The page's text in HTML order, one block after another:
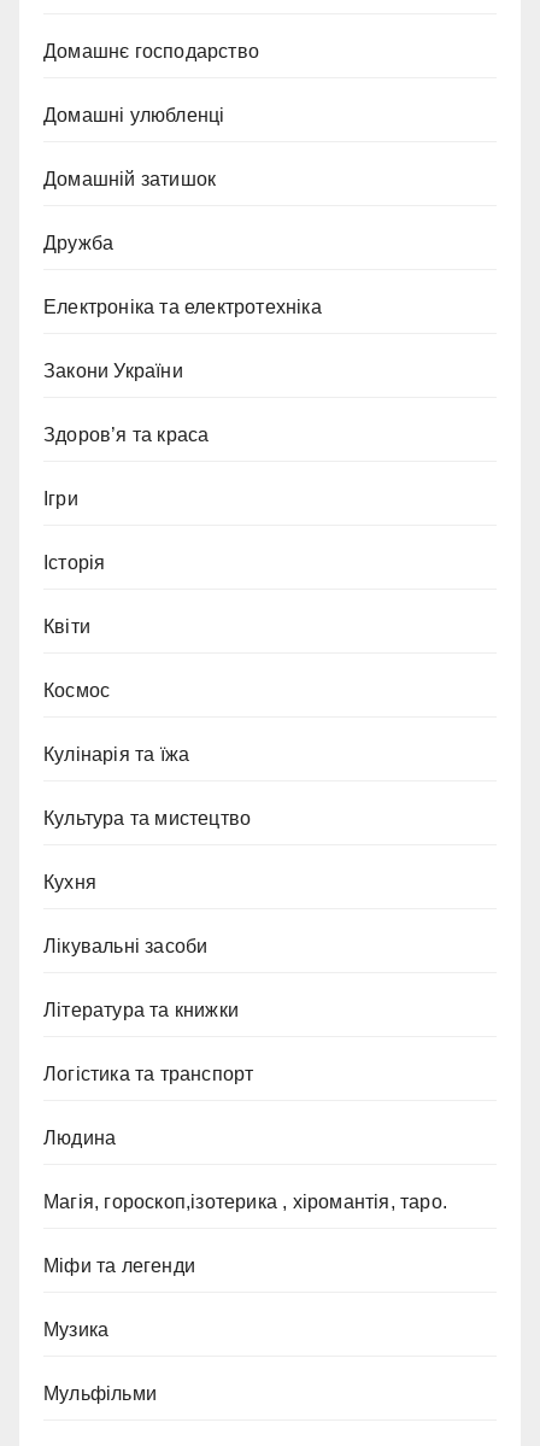
Домашнє господарство
Домашні улюбленці
Домашній затишок
Дружба
Електроніка та електротехніка
Закони України
Здоров’я та краса
Ігри
Історія
Квіти
Космос
Кулінарія та їжа
Культура та мистецтво
Кухня
Лікувальні засоби
Література та книжки
Логістика та транспорт
Людина
Магія, гороскоп,ізотерика , хіромантія, таро.
Міфи та легенди
Музика
Мульфільми